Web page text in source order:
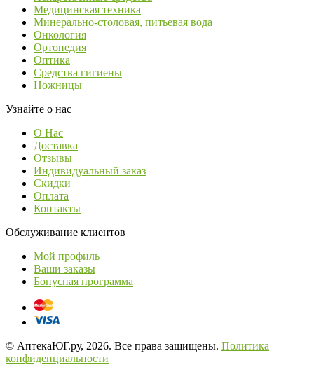
Медицинская техника
Минерально-столовая, питьевая вода
Онкология
Ортопедия
Оптика
Средства гигиены
Ножницы
Узнайте о нас
О Нас
Доставка
Отзывы
Индивидуальный заказ
Скидки
Оплата
Контакты
Обслуживание клиентов
Мой профиль
Ваши заказы
Бонусная программа
© АптекаЮГ.ру, 2026. Все права защищены. Политика
конфиденциальности